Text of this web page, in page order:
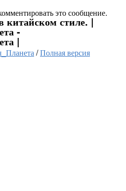
это сообщение.
стиле. |
-
|
/Полная версия